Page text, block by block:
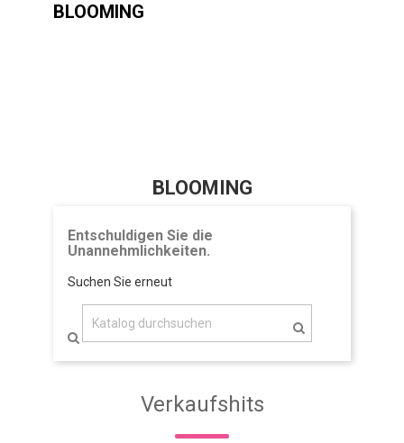
BLOOMING
BLOOMING
Entschuldigen Sie die
Unannehmlichkeiten.
Suchen Sie erneut
Verkaufshits